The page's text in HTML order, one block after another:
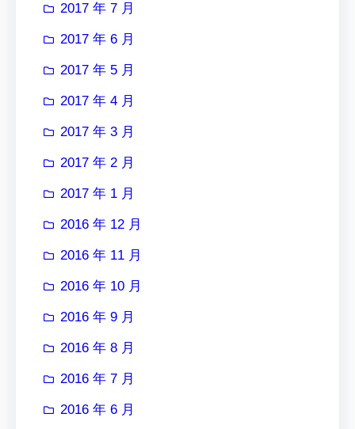
2017 年 7 月
2017 年 6 月
2017 年 5 月
2017 年 4 月
2017 年 3 月
2017 年 2 月
2017 年 1 月
2016 年 12 月
2016 年 11 月
2016 年 10 月
2016 年 9 月
2016 年 8 月
2016 年 7 月
2016 年 6 月